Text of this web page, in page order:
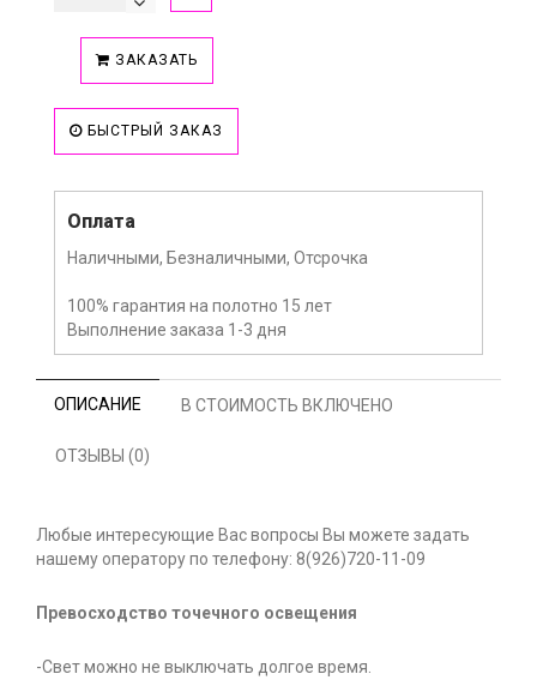
ЗАКАЗАТЬ
БЫСТРЫЙ ЗАКАЗ
Оплата
Наличными, Безналичными, Отсрочка
100% гарантия на полотно 15 лет
Выполнение заказа 1-3 дня
ОПИСАНИЕ В СТОИМОСТЬ ВКЛЮЧЕНО
ОТЗЫВЫ (0)
Любые интересующие Вас вопросы Вы можете задать
нашему оператору по телефону: 8(926)720-11-09
Превосходство точечного освещения
-Свет можно не выключать долгое время.